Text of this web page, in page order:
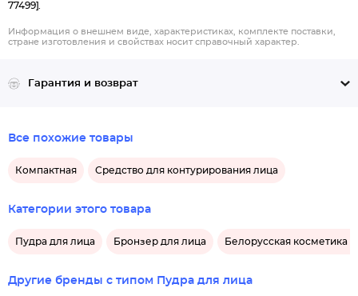
77499].
Информация о внешнем виде, характеристиках, комплекте поставки,
стране изготовления и свойствах носит справочный характер.
Гарантия и возврат
Все похожие товары
Компактная Средство для контурирования лица
Категории этого товара
Пудра для лица Бронзер для лица Белорусская косметика
Другие бренды с типом Пудра для лица